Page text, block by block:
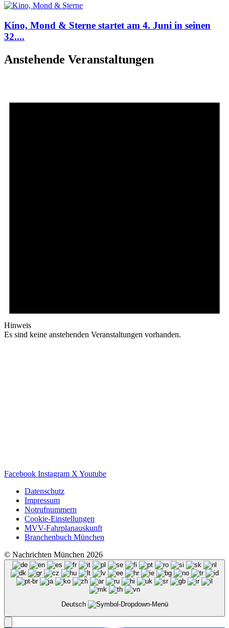
Kino, Mond & Sterne startet am 4. Juni in seinen
32....
Anstehende Veranstaltungen
Hinweis
Es sind keine anstehenden Veranstaltungen vorhanden.
Facebook Instagram X Youtube
Datenschutz
Impressum
Notrufnummern
Cookie-Einstellungen
MVV-Fahrplanauskunft
Branchenbuch München
© Nachrichten München 2026
Deutsch